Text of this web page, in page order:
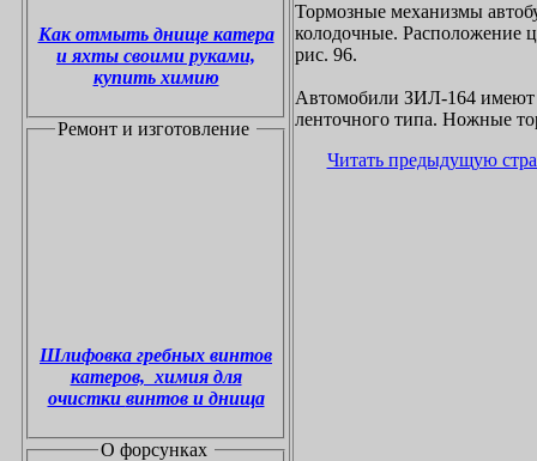
Как отмыть днище катера
и яхты своими руками,
купить химию
Ремонт и изготовление
Шлифовка гребных винтов
катеров, химия для
очистки винтов и днища
О форсунках
Тормозные механизмы
колодочные. Расположение
рис. 96.
Автомобили ЗИЛ-164 имеют
ленточного типа. Ножные
Читать предыдущую